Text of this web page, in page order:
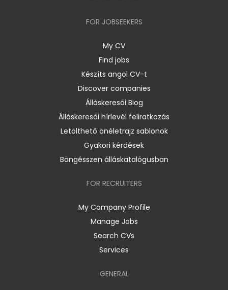
FOR JOBSEEKERS
My CV
Find jobs
Készíts angol CV-t
Discover companies
Álláskeresői Blog
Álláskeresői hírlevél feliratkozás
Letölthető önéletrajz sablonok
Gyakori kérdések
Böngésszen álláskatalógusban
FOR RECRUITERS
My Company Profile
Manage Jobs
Search CVs
Services
GENERAL